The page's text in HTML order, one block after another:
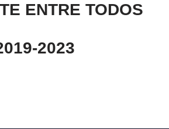
ENTRE TODOS
2023